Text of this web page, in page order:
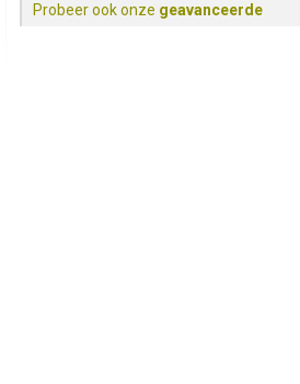
Probeer ook onze geavanceerde